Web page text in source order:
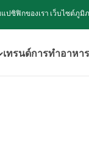
ซิฟิกของเรา เว็บไซต์ภูมิ
เทรนด์การทำอาหาร